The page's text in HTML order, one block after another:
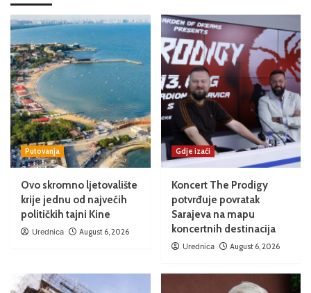
Putovanja
Ovo skromno ljetovalište
krije jednu od najvećih
političkih tajni Kine
Urednica August 6, 2026
Gdje izaći
Koncert The Prodigy
potvrđuje povratak
Sarajeva na mapu
koncertnih destinacija
Urednica August 6, 2026